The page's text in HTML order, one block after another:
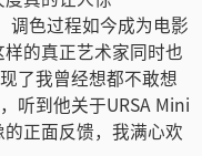
色过程如今成为电影
的真正艺术家同时也
了我曾经想都不敢想
听到他关于URSA Mini
正面反馈，我满心欢